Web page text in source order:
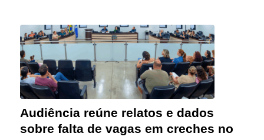
Audiência reúne relatos e dados
sobre falta de vagas em creches no